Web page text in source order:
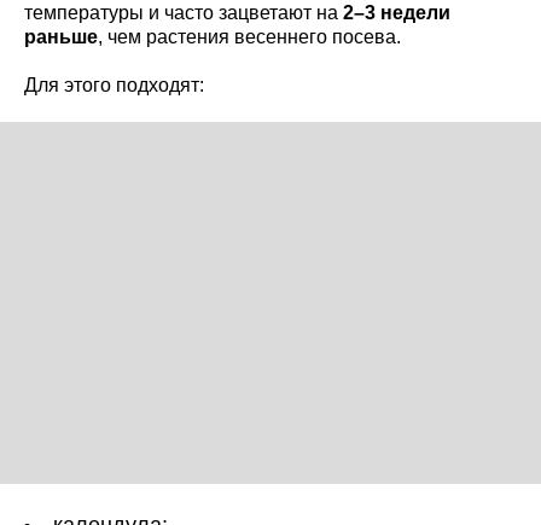
температуры и часто зацветают на 2–3 недели
раньше, чем растения весеннего посева.
Для этого подходят: